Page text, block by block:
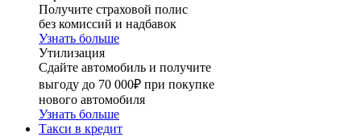
Получите страховой полис
без комиссий и надбавок
Узнать больше
Утилизация
Сдайте автомобиль и получите
выгоду до 70 000₽ при покупке
нового автомобиля
Узнать больше
Такси в кредит